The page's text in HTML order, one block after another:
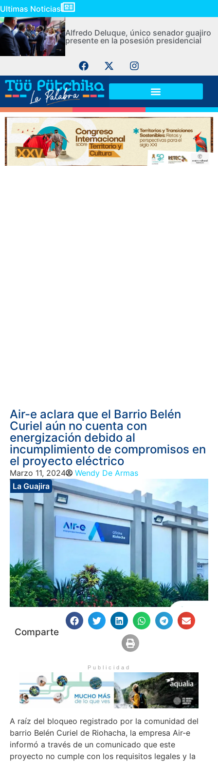
Ultimas Noticias
Alfredo Deluque, único senador guajiro
presente en la posesión presidencial
Air-e aclara que el Barrio Belén
Curiel aún no cuenta con
energización debido al
incumplimiento de compromisos en
el proyecto eléctrico
Marzo 11, 2024
Wendy De Armas
La Guajira
Comparte
Publicidad
A raíz del bloqueo registrado por la comunidad del
barrio Belén Curiel de Riohacha, la empresa Air-e
informó a través de un comunicado que este
proyecto no cumple con los requisitos legales y la